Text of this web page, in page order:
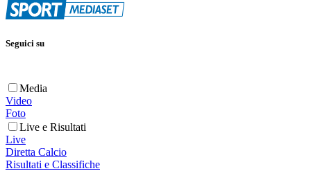
Seguici su
Media
Video
Foto
Live e Risultati
Live
Diretta Calcio
Risultati e Classifiche